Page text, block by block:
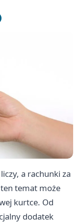
a rachunki za
temat może
kurtce. Od
dodatek